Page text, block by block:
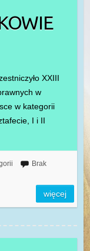
XXIII
w
w kategorii
I i II
Brak
więcej